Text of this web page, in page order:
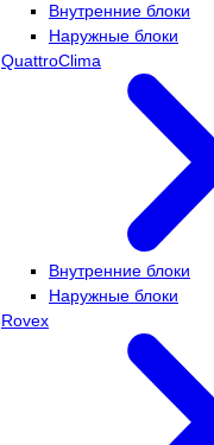
Внутренние блоки
Наружные блоки
QuattroClima
Внутренние блоки
Наружные блоки
Rovex